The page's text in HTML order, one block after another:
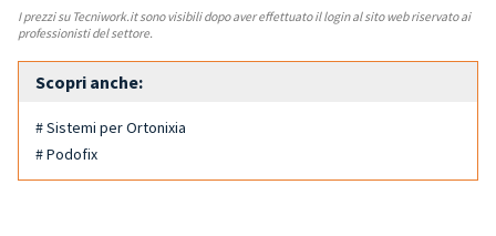
I prezzi su Tecniwork.it sono visibili dopo aver effettuato il login al sito web riservato ai
professionisti del settore.
Scopri anche:
# Sistemi per Ortonixia
# Podofix